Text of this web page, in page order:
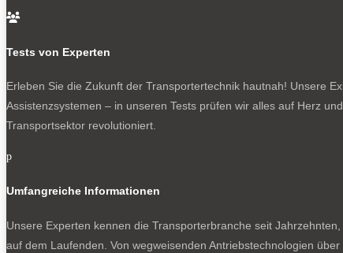

Tests von Experten
Erleben Sie die Zukunft der Transportertechnik hautnah! Unsere
Assistenzsystemen – in unseren Tests prüfen wir alles auf Herz
Transportsektor revolutioniert.
p
Umfangreiche Informationen
Unsere Experten kennen die Transporterbranche seit
auf dem Laufenden. Von wegweisenden Antriebstechnologien